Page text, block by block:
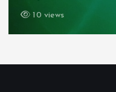
10 views